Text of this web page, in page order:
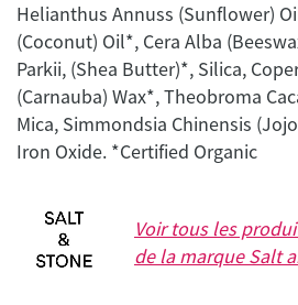
Helianthus Annuss (Sunflower)
(Coconut) Oil*, Cera Alba
Parkii, (Shea Butter)*, Silica,
(Carnauba) Wax*, Theobroma
Mica, Simmondsia Chinensis
Iron Oxide. *Certified Organic
Voir tous les
de la marqueSalt